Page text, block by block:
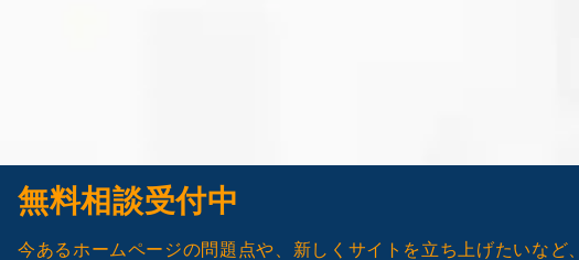
無料相談受付中
今あるホームページの問題点や、新しくサイトを立ち上げたいなど、